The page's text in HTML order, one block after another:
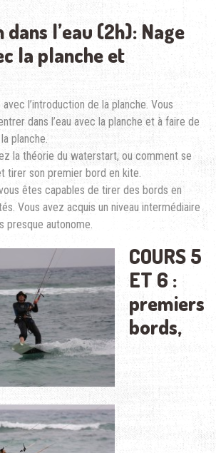
l’eau (2h): Nage
la planche et
l’introduction de la planche. Vous
dans l’eau avec la planche et à faire de
planche.
la théorie du waterstart, ou comment se
tirer son premier bord en kite.
êtes capables de tirer des bords en
Vous avez acquis un niveau intermédiaire
presque autonome.
COURS 5
ET 6 :
premiers
bords,